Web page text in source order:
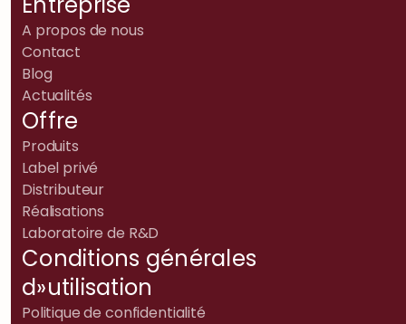
A propos de nous
Contact
Blog
Actualités
Offre
Produits
Label privé
Distributeur
Réalisations
Laboratoire de R&D
Conditions générales
d»utilisation
Politique de confidentialité